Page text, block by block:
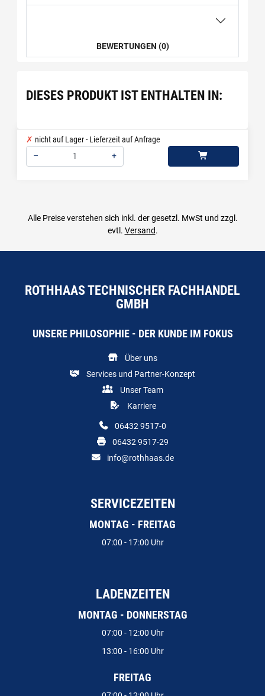
BEWERTUNGEN (0)
DIESES PRODUKT IST ENTHALTEN IN:
nicht auf Lager - Lieferzeit auf Anfrage
–
+
Alle Preise verstehen sich inkl. der gesetzl. MwSt und zzgl.
evtl. Versand.
ROTHHAAS TECHNISCHER FACHHANDEL
GMBH
UNSERE PHILOSOPHIE - DER KUNDE IM FOKUS
Über uns
Services und Partner-Konzept
Unser Team
Karriere
06432 9517-0
06432 9517-29
info@rothhaas.de
SERVICEZEITEN
MONTAG - FREITAG
07:00 - 17:00 Uhr
LADENZEITEN
MONTAG - DONNERSTAG
07:00 - 12:00 Uhr
13:00 - 16:00 Uhr
FREITAG